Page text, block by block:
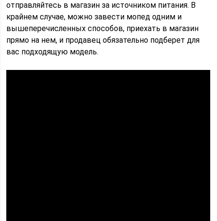
отправляйтесь в магазин за источником питания. В
крайнем случае, можно завести мопед одним и
вышеперечисленных способов, приехать в магазин
прямо на нем, и продавец обязательно подберет для
вас подходящую модель.